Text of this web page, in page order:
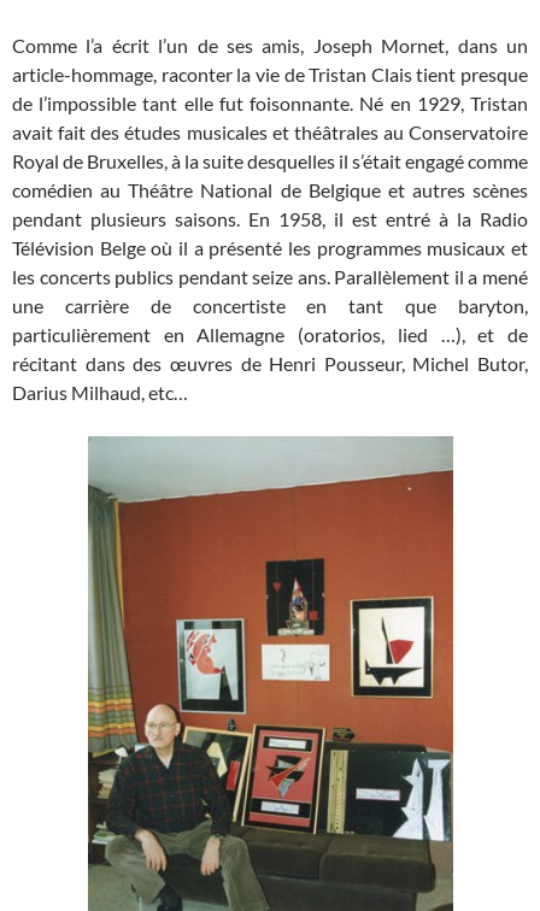
Comme l’a écrit l’un de ses amis, Joseph Mornet, dans un
article-hommage, raconter la vie de Tristan Clais tient presque
de l’impossible tant elle fut foisonnante. Né en 1929, Tristan
avait fait des études musicales et théâtrales au Conservatoire
Royal de Bruxelles, à la suite desquelles il s’était engagé comme
comédien au Théâtre National de Belgique et autres scènes
pendant plusieurs saisons. En 1958, il est entré à la Radio
Télévision Belge où il a présenté les programmes musicaux et
les concerts publics pendant seize ans. Parallèlement il a mené
une carrière de concertiste en tant que baryton,
particulièrement en Allemagne (oratorios, lied …), et de
récitant dans des œuvres de Henri Pousseur, Michel Butor,
Darius Milhaud, etc…